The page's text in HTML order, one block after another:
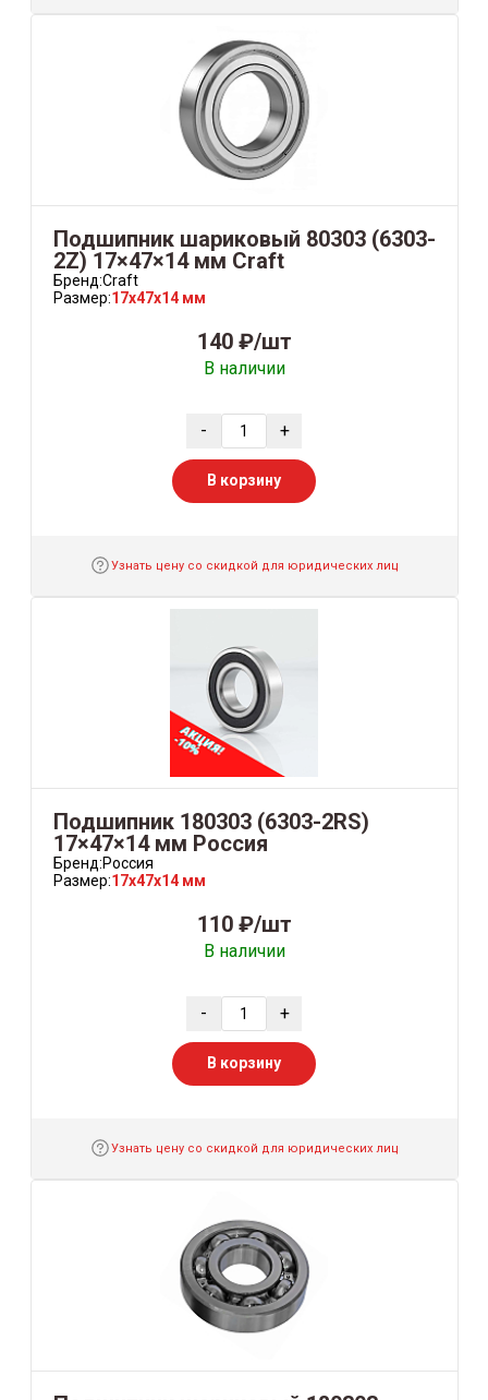
Подшипник шариковый 80303 (6303-
2Z) 17×47×14 мм Craft
Бренд:Craft
Размер:17x47x14 мм
140 ₽/шт
В наличии
- +
В корзину
Узнать цену со скидкой для юридических лиц
Подшипник 180303 (6303-2RS)
17×47×14 мм Россия
Бренд:Россия
Размер:17x47x14 мм
110 ₽/шт
В наличии
- +
В корзину
Узнать цену со скидкой для юридических лиц